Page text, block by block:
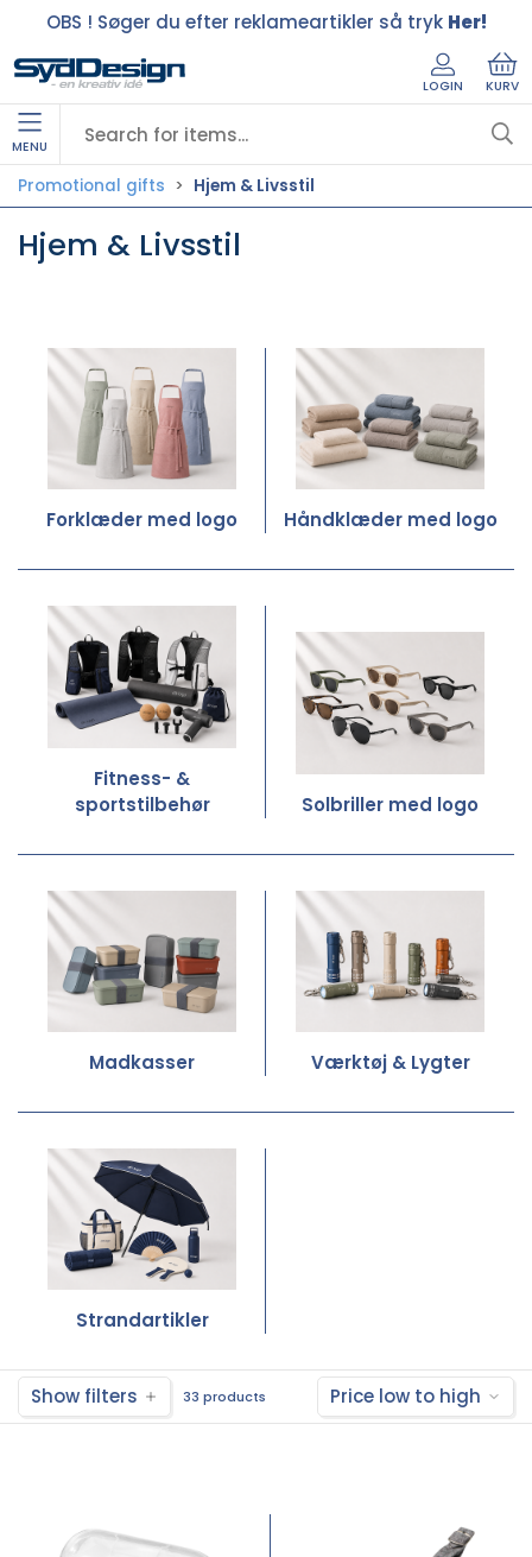
OBS ! Søger du efter reklameartikler så tryk Her!
LOGIN KURV
MENU
Promotional gifts Hjem & Livsstil
Hjem & Livsstil
Forklæder med logo Håndklæder med logo
Fitness- &
sportstilbehør
Solbriller med logo
Madkasser Værktøj & Lygter
Strandartikler
Show filters 33 products Price low to high